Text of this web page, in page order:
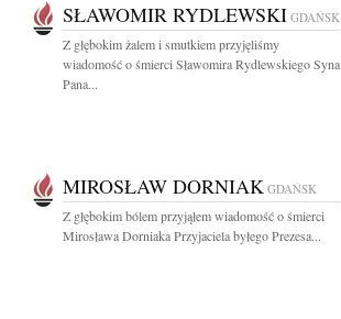
SŁAWOMIR RYDLEWSKI GDAŃSK
Z głębokim żalem i smutkiem przyjęliśmy
wiadomość o śmierci Sławomira Rydlewskiego Syna
Pana...
MIROSŁAW DORNIAK GDAŃSK
Z głębokim bólem przyjąłem wiadomość o śmierci
Mirosława Dorniaka Przyjaciela byłego Prezesa...